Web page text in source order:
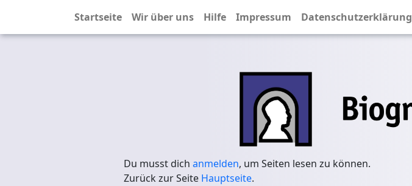
Startseite Wir über uns Hilfe Impressum Datenschutzerklärung
Du musst dich anmelden, um Seiten lesen zu können.
Zurück zur Seite Hauptseite.